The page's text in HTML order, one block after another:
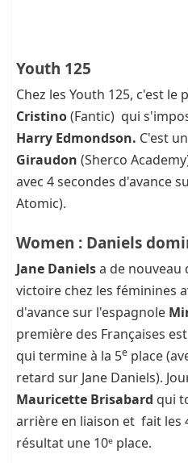
Youth 125
Chez les Youth 125, c'est le
Cristino(Fantic) qui
Harry Edmondson. C'est
Giraudon (Sherco
avec 4 secondes d'avance
Atomic).
Women : Daniels
Jane Danielsa de
victoire chez les féminines
d'avance sur l'espagnole
première des Françaises est
qui termine à la 5e place
retard sur Jane Daniels).
Mauricette Brisabard qui
arrière en liaison et fait les
résultat une 10ᵉ place.